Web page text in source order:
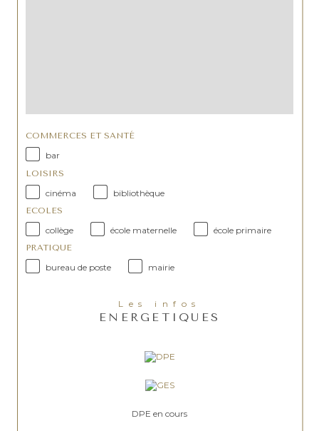
COMMERCES ET SANTÉ
bar
LOISIRS
cinéma bibliothèque
ECOLES
collège école maternelle école primaire
PRATIQUE
bureau de poste mairie
Les infos
ENERGETIQUES
DPE en cours